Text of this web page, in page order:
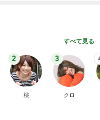
すべて見る
2
桃
3
クロ